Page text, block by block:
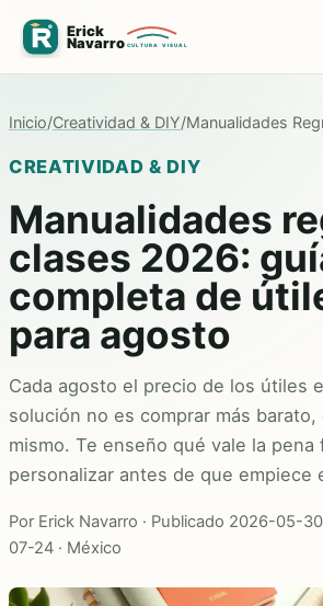
Inicio/Creatividad & DIY/Manualidades
CREATIVIDAD & DIY
Manualidades
clases 2026:
completa de
para agosto
Cada agosto el precio de los útiles
solución no es comprar más
mismo. Te enseño qué vale la pena
personalizar antes de que empiece
Por Erick Navarro · Publicado 2026-05-
07-24 · México